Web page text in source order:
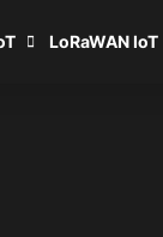
LoRaWAN IoT